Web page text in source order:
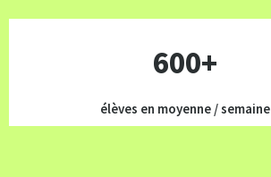
600+
élèves en moyenne / semaine